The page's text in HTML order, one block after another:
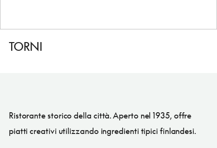
TORNI
Ristorante storico della città. Aperto nel 1935, offre
piatti creativi utilizzando ingredienti tipici finlandesi.